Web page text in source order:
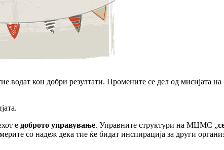
водат кон добри резултати. Промените се дел од мисијата
е доброто управување. Управните структури на МЦМС „
со надеж дека тие ќе бидат инспирација за други